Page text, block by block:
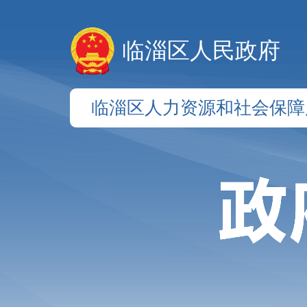
临淄区人民政府
临淄区人力资源和社会保